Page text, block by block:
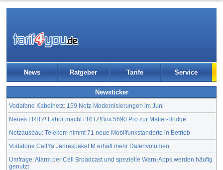
News Ratgeber Tarife Service
Newsticker
Vodafone Kabelnetz: 159 Netz-Modernisierungen im Juni
Neues FRITZ! Labor macht FRITZ!Box 5690 Pro zur Matter-Bridge
Netzausbau: Telekom nimmt 71 neue Mobilfunkstandorte in Betrieb
Vodafone CallYa Jahrespaket M erhält mehr Datenvolumen
Umfrage: Alarm per Cell Broadcast und spezielle Warn-Apps werden häufig
genutzt